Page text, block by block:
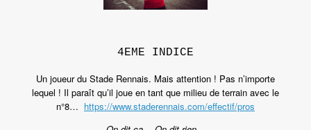
4EME INDICE
Un joueur du Stade Rennais. Mais attention ! Pas n’importe
lequel ! Il paraît qu’il joue en tant que milieu de terrain avec le
n°8… https://www.staderennais.com/effectif/pros